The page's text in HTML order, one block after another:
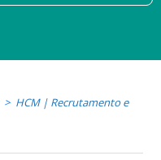
HCM | Recrutamento e